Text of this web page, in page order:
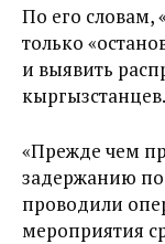
По его словам,
только
и выявить
кыргызстанцев.
«Прежде чем
задержанию
проводили
мероприятия